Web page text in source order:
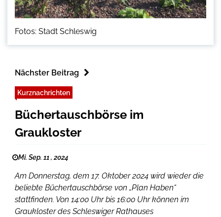
Fotos: Stadt Schleswig
Nächster Beitrag
Kurznachrichten
Büchertauschbörse im
Graukloster
Mi. Sep. 11 , 2024
Am Donnerstag, dem 17. Oktober 2024 wird wieder die
beliebte Büchertauschbörse von „Plan Haben“
stattfinden. Von 14:00 Uhr bis 16:00 Uhr können im
Graukloster des Schleswiger Rathauses